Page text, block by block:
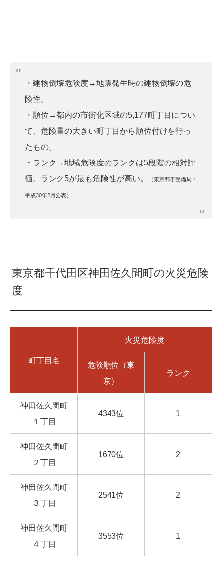
・建物倒壊危険度→地震発生時の建物倒壊の危
険性。
・順位→都内の市街化区域の5,177町丁目につい
て、危険量の大きい町丁目から順位付けを行っ
たもの。
・ランク→地域危険度のランクは5段階の相対評
価。ランク5が最も危険性が高い。
（東京都市整備局：
平成30年2月公表）
東京都千代田区神田佐久間町の火災危険
度
町丁目名
火災危険度
危険順位（東
京）
ランク
神田佐久間町
１丁目
4343位 1
神田佐久間町
２丁目
1670位 2
神田佐久間町
３丁目
2541位 2
神田佐久間町
４丁目
3553位 1